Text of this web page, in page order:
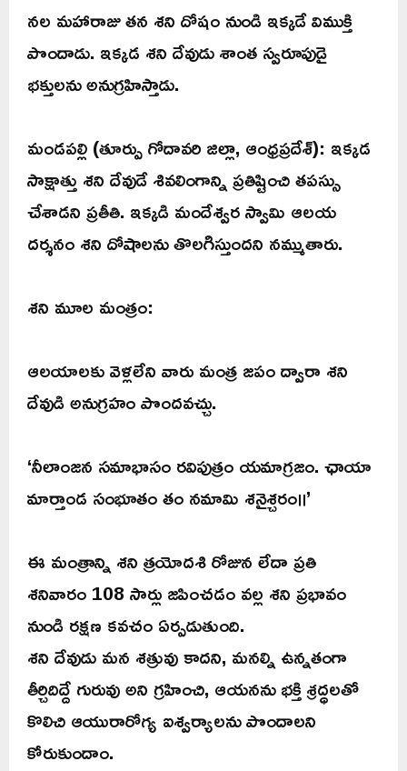
నల మహారాజు తన శని దోషం నుండి ఇక్కడే విముక్తి
పొందాడు. ఇక్కడ శని దేవుడు శాంత స్వరూపుడై
భక్తులను అనుగ్రహిస్తాడు.
మండపల్లి (తూర్పు గోదావరి జిల్లా, ఆంధ్రప్రదేశ్): ఇక్కడ
సాక్షాత్తు శని దేవుడే శివలింగాన్ని ప్రతిష్టించి తపస్సు
చేశాడని ప్రతీతి. ఇక్కడి మందేశ్వర స్వామి ఆలయ
దర్శనం శని దోషాలను తొలగిస్తుందని నమ్ముతారు.
శని మూల మంత్రం:
ఆలయాలకు వెళ్లలేని వారు మంత్ర జపం ద్వారా శని
దేవుడి అనుగ్రహం పొందవచ్చు.
‘నీలాంజన సమాభాసం రవిపుత్రం యమాగ్రజం. ఛాయా
మార్తాండ సంభూతం తం నమామి శనైశ్చరం॥’
ఈ మంత్రాన్ని శని త్రయోదశి రోజున లేదా ప్రతి
శనివారం 108 సార్లు జపించడం వల్ల శని ప్రభావం
నుండి రక్షణ కవచం ఏర్పడుతుంది.
శని దేవుడు మన శత్రువు కాదని, మనల్ని ఉన్నతంగా
తీర్చిదిద్దే గురువు అని గ్రహించి, ఆయనను భక్తి శ్రద్ధలతో
కొలిచి ఆయురారోగ్య ఐశ్వర్యాలను పొందాలని
కోరుకుందాం.